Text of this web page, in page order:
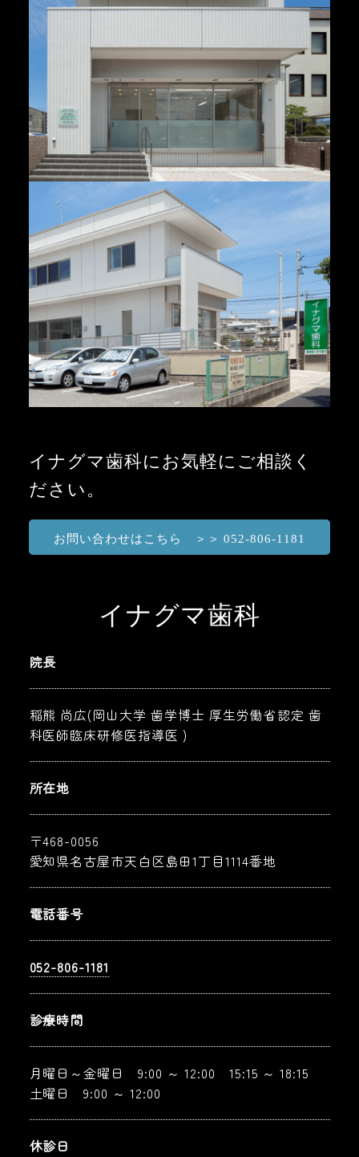
イナグマ歯科にお気軽にご相談く
ださい。
お問い合わせはこちら ＞＞ 052-806-1181
イナグマ歯科
院長
稲熊 尚広(岡山大学 歯学博士 厚生労働省認定 歯
科医師臨床研修医指導医 )
所在地
〒468-0056
愛知県名古屋市天白区島田1丁目1114番地
電話番号
052-806-1181
診療時間
月曜日～金曜日 9:00 ～ 12:00 15:15 ～ 18:15
土曜日 9:00 ～ 12:00
休診日